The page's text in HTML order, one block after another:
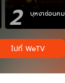
2 บุหงาซ่อนคม
ไปที่ WeTV